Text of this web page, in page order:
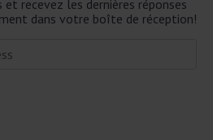
et recevez les dernières réponses
dans votre boîte de réception!